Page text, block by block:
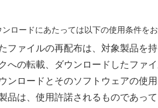
ロードにあたっては以下の使用条件を
ファイルの再配布は、対象製品を
への転載、ダウンロードしたファ
ンロードとそのソフトウェアの使
品は、使用許諾されるものであっ